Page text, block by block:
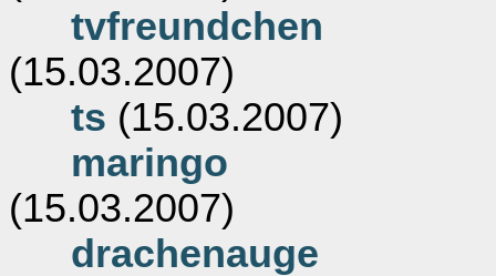
tvfreundchen
(15.03.2007)
ts (15.03.2007)
maringo
(15.03.2007)
drachenauge